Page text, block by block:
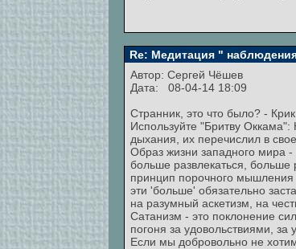
Re: Медитация "
Автор: Сергей Чёшев
Дата: 08-04-14 18:09
Странник, это что было? -
Используйте "Бритву
дыхания, их перечислил в
Образ жизни западного мира
больше развлекаться, больше
принцип порочного мышления
эти 'больше' обязательно
на разумный аскетизм, на
Сатанизм - это поклонение
погоня за удовольствиями,
Если мы добровольно не